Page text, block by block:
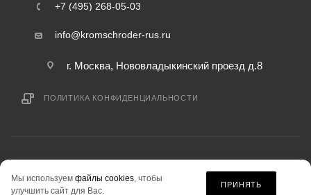
+7 (495) 268-05-03
info@kromschroder-rus.ru
г. Москва, Нововладыкинский проезд д.8
ПОЛИТИКА КОНФИДЕНЦИАЛЬНОСТИ
информация на сайте «kromschroder-rus.ru» не является публичной офертой.
Мы используем файлы cookies, чтобы
улучшить сайт для Вас.
ПРИНЯТЬ